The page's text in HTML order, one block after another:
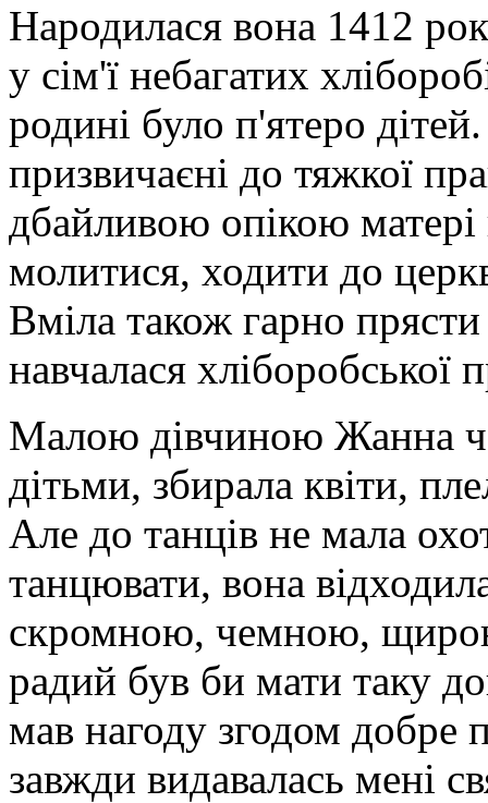
Народилася вона 1412
у сім'ї небагатих
родині було п'ятеро
призвичаєні до тяжкої
дбайливою опікою
молитися, ходити до
Вміла також гарно
навчалася хліборобської
Малою дівчиною Жанна
дітьми, збирала квіти,
Але до танців не мала
танцювати, вона
скромною, чемною,
радий був би мати таку
мав нагоду згодом добре
завжди видавалась мені